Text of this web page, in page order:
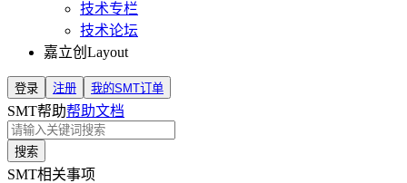
技术专栏
技术论坛
嘉立创Layout
登录 注册 我的SMT订单
SMT帮助帮助文档
搜索
SMT相关事项